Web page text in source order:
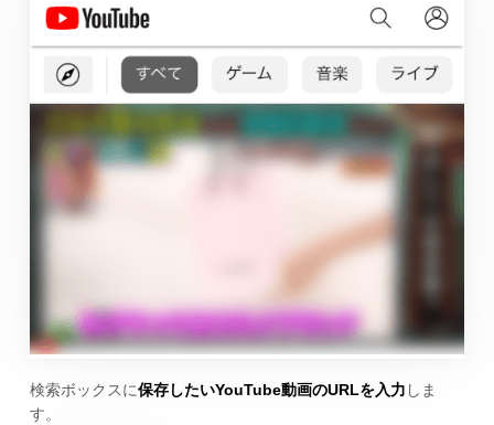
検索ボックスに保存したいYouTube動画のURLを入力 しま
す。